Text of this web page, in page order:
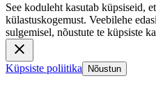
See koduleht kasutab küpsiseid,
külastuskogemust. Veebilehe
sulgemisel, nõustute te küpsiste
Küpsiste poliitika Nõustun